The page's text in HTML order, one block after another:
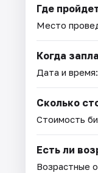
Где
Место
Когда
Дата и время:
Сколько
Стоимость
Есть ли
Возрастные